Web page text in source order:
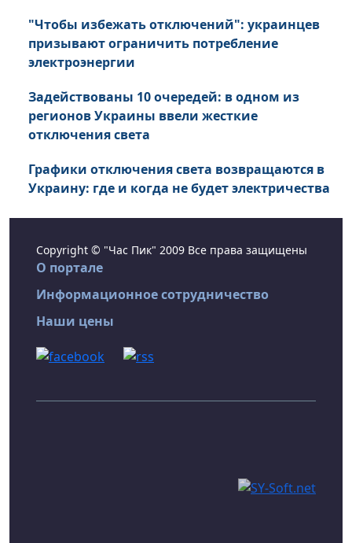
"Чтобы избежать отключений": украинцев
призывают ограничить потребление
электроэнергии
Задействованы 10 очередей: в одном из
регионов Украины ввели жесткие
отключения света
Графики отключения света возвращаются в
Украину: где и когда не будет электричества
Copyright © "Час Пик" 2009 Все права защищены
О портале
Информационное сотрудничество
Наши цены